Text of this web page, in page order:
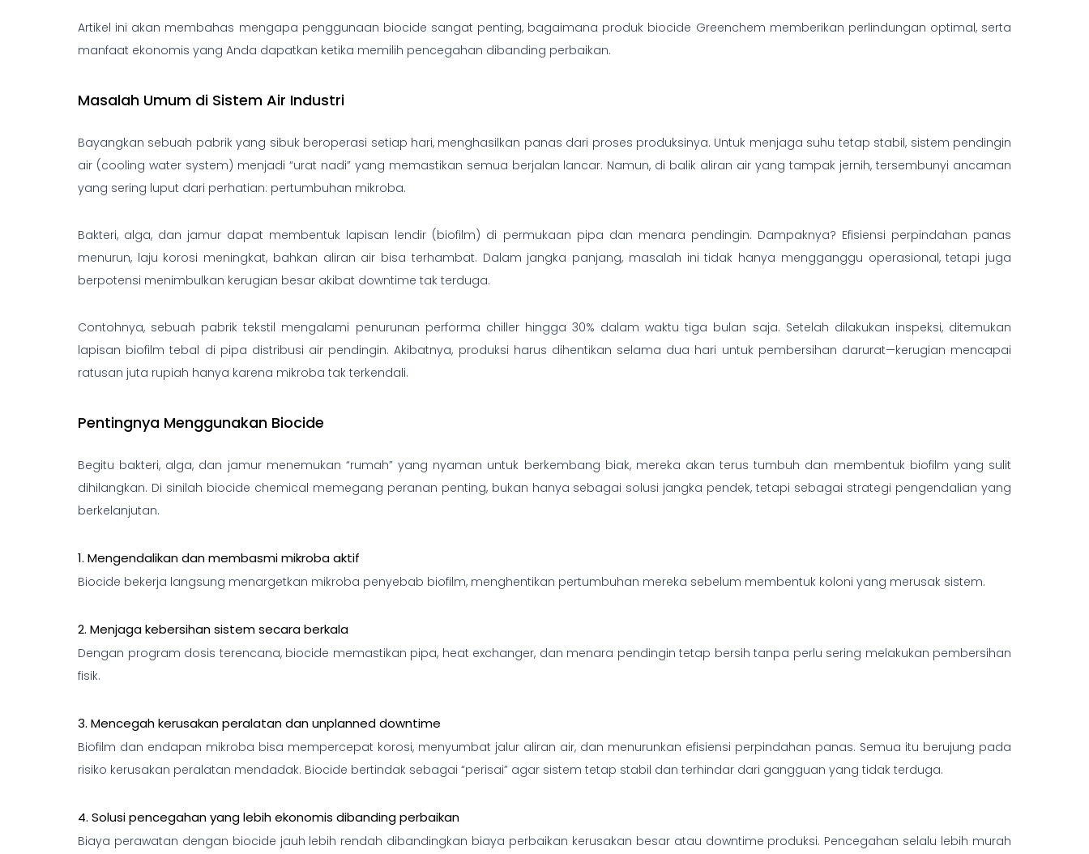
Artikel ini akan membahas mengapa penggunaan biocide sangat penting, bagaimana produk biocide Greenchem memberikan perlindungan optimal, serta
manfaat ekonomis yang Anda dapatkan ketika memilih pencegahan dibanding perbaikan.
Masalah Umum di Sistem Air Industri
Bayangkan sebuah pabrik yang sibuk beroperasi setiap hari, menghasilkan panas dari proses produksinya. Untuk menjaga suhu tetap stabil, sistem pendingin
air (cooling water system) menjadi “urat nadi” yang memastikan semua berjalan lancar. Namun, di balik aliran air yang tampak jernih, tersembunyi ancaman
yang sering luput dari perhatian: pertumbuhan mikroba.
Bakteri, alga, dan jamur dapat membentuk lapisan lendir (biofilm) di permukaan pipa dan menara pendingin. Dampaknya? Efisiensi perpindahan panas
menurun, laju korosi meningkat, bahkan aliran air bisa terhambat. Dalam jangka panjang, masalah ini tidak hanya mengganggu operasional, tetapi juga
berpotensi menimbulkan kerugian besar akibat downtime tak terduga.
Contohnya, sebuah pabrik tekstil mengalami penurunan performa chiller hingga 30% dalam waktu tiga bulan saja. Setelah dilakukan inspeksi, ditemukan
lapisan biofilm tebal di pipa distribusi air pendingin. Akibatnya, produksi harus dihentikan selama dua hari untuk pembersihan darurat—kerugian mencapai
ratusan juta rupiah hanya karena mikroba tak terkendali.
Pentingnya Menggunakan Biocide
Begitu bakteri, alga, dan jamur menemukan “rumah” yang nyaman untuk berkembang biak, mereka akan terus tumbuh dan membentuk biofilm yang sulit
dihilangkan. Di sinilah biocide chemical memegang peranan penting, bukan hanya sebagai solusi jangka pendek, tetapi sebagai strategi pengendalian yang
berkelanjutan.
1. Mengendalikan dan membasmi mikroba aktif
Biocide bekerja langsung menargetkan mikroba penyebab biofilm, menghentikan pertumbuhan mereka sebelum membentuk koloni yang merusak sistem.
2. Menjaga kebersihan sistem secara berkala
Dengan program dosis terencana, biocide memastikan pipa, heat exchanger, dan menara pendingin tetap bersih tanpa perlu sering melakukan pembersihan
fisik.
3. Mencegah kerusakan peralatan dan unplanned downtime
Biofilm dan endapan mikroba bisa mempercepat korosi, menyumbat jalur aliran air, dan menurunkan efisiensi perpindahan panas. Semua itu berujung pada
risiko kerusakan peralatan mendadak. Biocide bertindak sebagai “perisai” agar sistem tetap stabil dan terhindar dari gangguan yang tidak terduga.
4. Solusi pencegahan yang lebih ekonomis dibanding perbaikan
Biaya perawatan dengan biocide jauh lebih rendah dibandingkan biaya perbaikan kerusakan besar atau downtime produksi. Pencegahan selalu lebih murah